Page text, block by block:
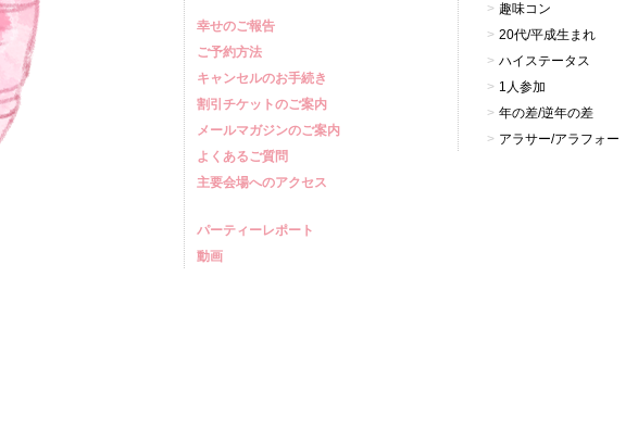
幸せのご報告
ご予約方法
キャンセルのお手続き
割引チケットのご案内
メールマガジンのご案内
よくあるご質問
主要会場へのアクセス
パーティーレポート
動画
趣味コン
20代/平成生まれ
ハイステータス
1人参加
年の差/逆年の差
アラサー/アラフォー